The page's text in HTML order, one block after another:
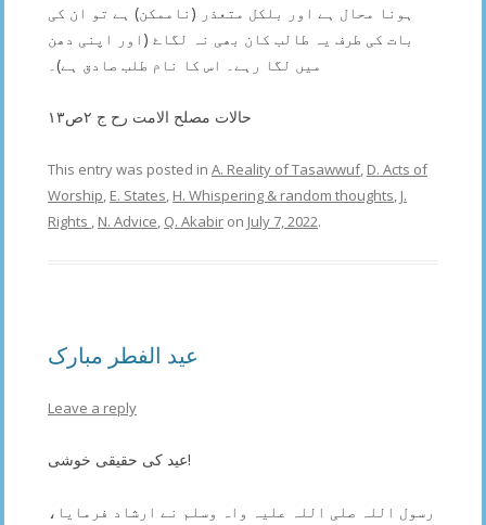
ہونا محال ہے اور بلکل متعذر (ناممکن) ہے تو ان کی
بات کی طرف یہ طالب کان بھی نہ لگاۓ (اور اپنی دھن
میں لگا رہے۔ اس کا نام طلب صادق ہے)۔
حالات مصلح الامت رح ج ۲ص۱۳
This entry was posted in A. Reality of Tasawwuf, D. Acts of
Worship E. States H. Whispering & random thoughts J.
Rights
N. Advice Q. Akabir on July 7, 2022.
عید الفطر مبارک
Leave a reply
عید کی حقیقی خوشی!
رسول اللہ صلی اللہ علیہ واہ وسلم نے ارشاد فرمایا،